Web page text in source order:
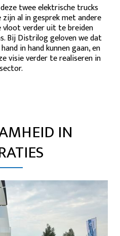
twee elektrische trucks
al in gesprek met andere
vloot verder uit te breiden
Bij Distrilog geloven we dat
in hand kunnen gaan, en
visie verder te realiseren in
IN